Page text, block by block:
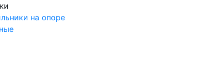
на опоре